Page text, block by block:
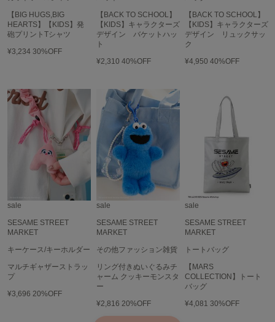
ミュシャ
NEW Balance
ネズ
ナイキ
On
オン
Onitsuka Tiger
オニツカ タイガー
【BIG HUGS,BIG
HEARTS】【KIDS】発
砲プリントTシャツ
¥3,234 30%OFF
【BACK TO SCHOOL】
【KIDS】キャラクターズ
デザイン バケットハッ
ト
¥2,310 40%OFF
【BACK TO SCHOOL】
【KIDS】キャラクターズ
デザイン リュックサッ
ク
¥4,95040%OFF
sale
SESAME STREET
MARKET
キーケース/キーホルダー
マルチギャザーストラッ
プ
¥3,696 20%OFF
sale
SESAME STREET
MARKET
その他ファッション雑貨
リング付きぬいぐるみチ
ャーム クッキーモンスタ
ー
¥2,816 20%OFF
sale
SESAME STREET
MARKET
トートバッグ
【MARS
COLLECTION】トート
バッグ
¥4,08130%OFF